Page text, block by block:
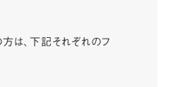
は、下記それぞれのフ